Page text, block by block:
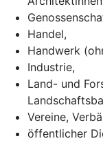
Handel,
Handwerk
Industrie,
Land- und
Vereine,
öffentlicher